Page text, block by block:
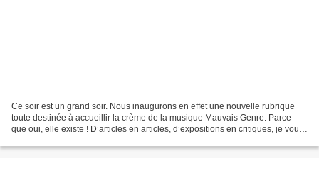
Ce soir est un grand soir. Nous inaugurons en effet une nouvelle rubrique
toute destinée à accueillir la crème de la musique Mauvais Genre. Parce
que oui, elle existe ! D’articles en articles, d’expositions en critiques, je vous